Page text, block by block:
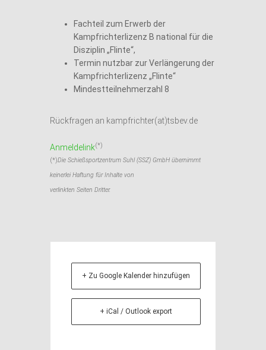
Fachteil zum Erwerb der
Kampfrichterlizenz B national für die
Disziplin „Flinte“,
Termin nutzbar zur Verlängerung der
Kampfrichterlizenz „Flinte“
Mindestteilnehmerzahl 8
Rückfragen an kampfrichter(at)tsbev.de
Anmeldelink(*)
(*)Die Schießsportzentrum Suhl (SSZ) GmbH übernimmt
keinerlei Haftung für Inhalte von
verlinkten Seiten Dritter.
+ Zu Google Kalender hinzufügen
+ iCal / Outlook export